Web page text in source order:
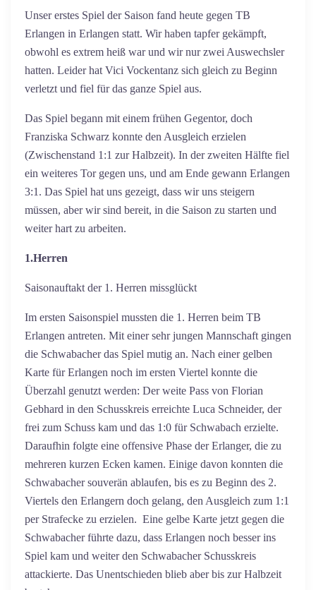
Unser erstes Spiel der Saison fand heute gegen TB
Erlangen in Erlangen statt. Wir haben tapfer gekämpft,
obwohl es extrem heiß war und wir nur zwei Auswechsler
hatten. Leider hat Vici Vockentanz sich gleich zu Beginn
verletzt und fiel für das ganze Spiel aus.
Das Spiel begann mit einem frühen Gegentor, doch
Franziska Schwarz konnte den Ausgleich erzielen
(Zwischenstand 1:1 zur Halbzeit). In der zweiten Hälfte fiel
ein weiteres Tor gegen uns, und am Ende gewann Erlangen
3:1. Das Spiel hat uns gezeigt, dass wir uns steigern
müssen, aber wir sind bereit, in die Saison zu starten und
weiter hart zu arbeiten.
1.Herren
Saisonauftakt der 1. Herren missglückt
Im ersten Saisonspiel mussten die 1. Herren beim TB
Erlangen antreten. Mit einer sehr jungen Mannschaft gingen
die Schwabacher das Spiel mutig an. Nach einer gelben
Karte für Erlangen noch im ersten Viertel konnte die
Überzahl genutzt werden: Der weite Pass von Florian
Gebhard in den Schusskreis erreichte Luca Schneider, der
frei zum Schuss kam und das 1:0 für Schwabach erzielte.
Daraufhin folgte eine offensive Phase der Erlanger, die zu
mehreren kurzen Ecken kamen. Einige davon konnten die
Schwabacher souverän ablaufen, bis es zu Beginn des 2.
Viertels den Erlangern doch gelang, den Ausgleich zum 1:1
per Strafecke zu erzielen. Eine gelbe Karte jetzt gegen die
Schwabacher führte dazu, dass Erlangen noch besser ins
Spiel kam und weiter den Schwabacher Schusskreis
attackierte. Das Unentschieden blieb aber bis zur Halbzeit